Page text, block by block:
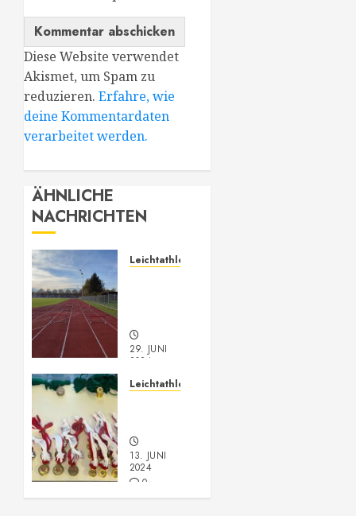
Diese Website verwendet
Akismet, um Spam zu
reduzieren. Erfahre, wie
deine Kommentardaten
verarbeitet werden.
ÄHNLICHE
NACHRICHTEN
Leichtathletik
29. JUNI
2024
Leichtathletik
13. JUNI
2024
0